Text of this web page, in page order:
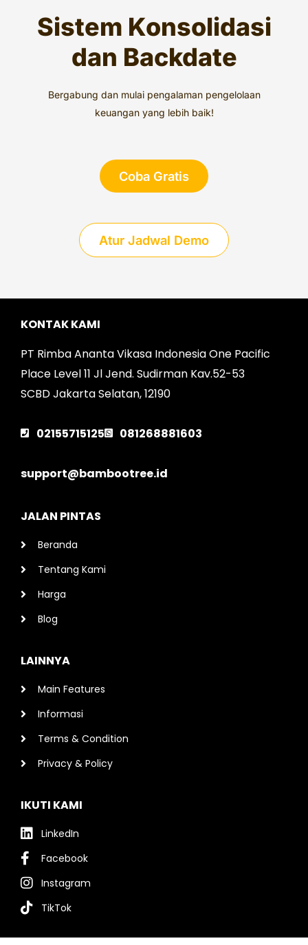
Sistem Konsolidasi
dan Backdate
Bergabung dan mulai pengalaman pengelolaan
keuangan yang lebih baik!
Coba Gratis
Atur Jadwal Demo
KONTAK KAMI
PT Rimba Ananta Vikasa Indonesia One Pacific
Place Level 11 Jl Jend. Sudirman Kav.52-53
SCBD Jakarta Selatan, 12190
02155715125 081268881603
support@bambootree.id
JALAN PINTAS
Beranda
Tentang Kami
Harga
Blog
LAINNYA
Main Features
Informasi
Terms & Condition
Privacy & Policy
IKUTI KAMI
LinkedIn
Facebook
Instagram
TikTok